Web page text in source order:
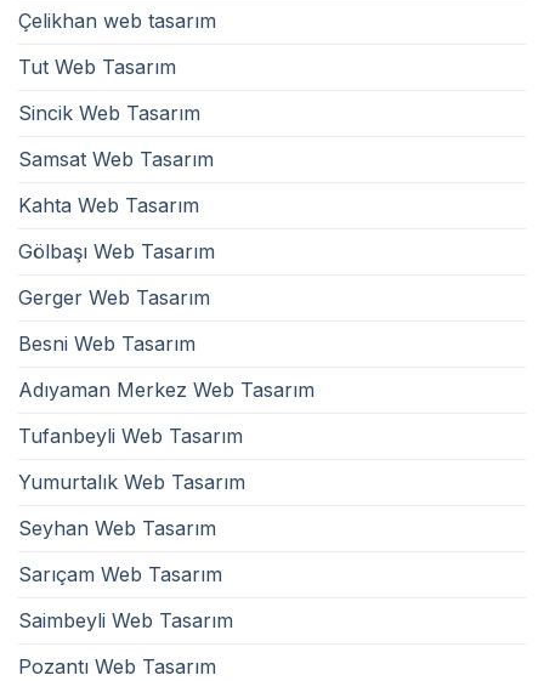
Çelikhan web tasarım
Tut Web Tasarım
Sincik Web Tasarım
Samsat Web Tasarım
Kahta Web Tasarım
Gölbaşı Web Tasarım
Gerger Web Tasarım
Besni Web Tasarım
Adıyaman Merkez Web Tasarım
Tufanbeyli Web Tasarım
Yumurtalık Web Tasarım
Seyhan Web Tasarım
Sarıçam Web Tasarım
Saimbeyli Web Tasarım
Pozantı Web Tasarım